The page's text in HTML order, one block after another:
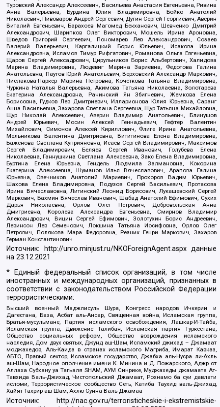
Туровский Александр Алексеевич, Васильева Анастасия Евгеньевна, Ривина
Анна Валерьевна, Бурдина Юлия Владимировна, Бойко Анатолий
Николаевич, Пивоваров Андрей Сергеевич, Дугин Сергей Георгиевич, Аверин
Виталий Евгеньевич, Барахоев Магомед Бекханович, Шевченко Дмитрий
Александрович, Шарипков Олег Викторович, Мошель Ирина Ароновна,
Шведов Григорий Сергеевич, Пономарев Лев Александрович, Созаев
Валерий Валерьевич, Каргалицкий Борис Юльевич, Исакова Ирина
Александровна, Исламов Тимур Рифгатович, Романова Ольга Евгеньевна,
Щаров Сергей Алексадрович, Цирульников Борис Альбертович, Халидова
Марина Владимировна, Людевиг Марина Зариевна, Федотова Галина
Анатольевна, Паутов Юрий Анатольевич, Верховский Александр Маркович,
Пислакова-Паркер Марина Петровна, Кочеткова Татьяна Владимировна,
Чуркина Наталья Валерьевна, Акимова Татьяна Николаевна, Золотарева
Екатерина Александровна, Рачинский Ян Збигневич, Жемкова Елена
Борисовна, Гудков Лев Дмитриевич, Илларионова Юлия Юрьевна, Саранг
Анна Васильевна, Захарова Светлана Сергеевна, Щур Татьяна Михайловна,
Щур Николай Алексеевич, Аверин Владимир Анатольевич, Блинушов
Андрей Юрьевич, Мосин Алексей Геннадьевич, Гефтер Валентин
Михайлович, Симонов Алексей Кириллович, Флиге Ирина Анатольевна,
Мельникова Валентина Дмитриевна, Вититинова Елена Владимировна,
Баженова Светлана Куприяновна, Исаев Сергей Владимирович, Максимов
Сергей Владимирович, Беляев Сергей Иванович, Голубева Елена
Николаевна, Ганнушкина Светлана Алексеевна, Закс Елена Владимировна,
Буртина Елена Юрьевна, Гендель Людмила Залмановна, Кокорина
Екатерина Алексеевна, Шуманов Илья Вячеславович, Арапова Галина
Юрьевна, Свечников Анатолий Мариевич, Прохоров Вадим Юрьевич,
Шахова Елена Владимировна, Подузов Сергей Васильевич, Протасова
Ирина Вячеславовна, Литинский Леонид Борисович, Лукашевский Сергей
Маркович, Бахмин Вячеслав Иванович, Шабад Анатолий Ефимович, Сухих
Дарья Николаевна, Орлов Олег Петрович, Добровольская Анна
Дмитриевна, Королева Александра Евгеньевна, Смирнов Владимир
Александрович, Вицин Сергей Ефимович, Золотухин Борис Андреевич,
Левинсон Лев Семенович, Локшина Татьяна Иосифовна, Орлов Олег
Петрович, Полякова Мара Федоровна, Резник Генри Маркович, Захаров
Герман Константинович
Источник: http://unro.minjust.ru/NKOForeignAgent.aspxданные
на23.12.2021
* Единый федеральный список организаций, в том числе
иностранных и международных организаций, признанных в
соответствии с законодательством Российской Федерации
террористическими:
Высший военный Маджлисуль Шура, Конгресс народов Ичкерии и
Дагестана, База, Асбат аль-Ансар, Священная война, Исламская группа,
Братья-мусульмане, Партия исламского освобождения, Лашкар-И-Тайба,
Исламская группа, Движение Талибан, Исламская партия Туркестана,
Общество социальных реформ, Общество возрождения исламского
наследия, Дом двух святых, Джунд аш-Шам, Исламский джихад – Джамаат
моджахедов, Аль-Каида в странах исламского Магриба, Имарат Кавказ,
АБТО, Правый сектор, Исламское государство, Джабха аль-Нусра ли-Ахль
аш-Шам, Народное ополчение имени К. Минина и Д. Пожарского, Аджр от
Аллаха Субхану уа Тагьаля SHAM, АУМ Синрике, Муджахеды джамаата Ат-
Тавхида Валь-Джихад, Чистопольский Джамаат, Рохнамо ба суи давлати
исломи, Террористическое сообщество Сеть, Катиба Таухид валь-Джихад,
Хайят Тахрир аш-Шам, Ахлю Сунна Валь Джамаа
Источник:
http://nac.gov.ru/terroristicheskie-i-ekstremistskie-